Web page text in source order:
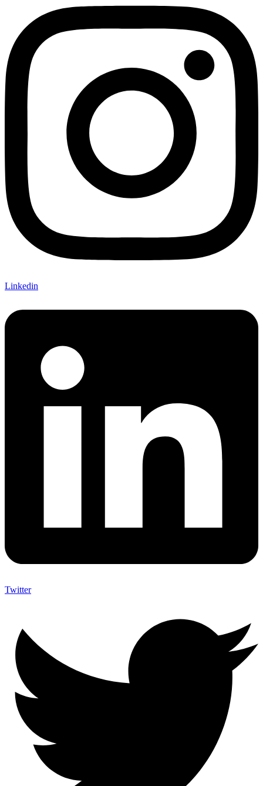
Linkedin
Twitter